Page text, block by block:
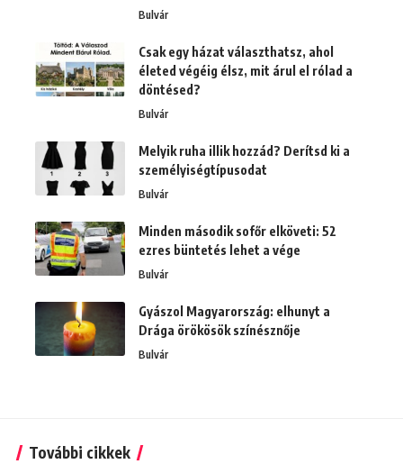
Bulvár
Csak egy házat választhatsz, ahol
életed végéig élsz, mit árul el rólad a
döntésed?
Bulvár
Melyik ruha illik hozzád? Derítsd ki a
személyiségtípusodat
Bulvár
Minden második sofőr elköveti: 52
ezres büntetés lehet a vége
Bulvár
Gyászol Magyarország: elhunyt a
Drága örökösök színésznője
Bulvár
További cikkek